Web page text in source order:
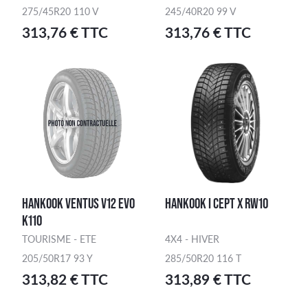
275/45R20 110 V
313,76 € TTC
245/40R20 99 V
313,76 € TTC
HANKOOK VENTUS V12 EVO
K110
TOURISME - ETE
205/50R17 93 Y
313,82 € TTC
HANKOOK I CEPT X RW10
4X4 - HIVER
285/50R20 116 T
313,89 € TTC